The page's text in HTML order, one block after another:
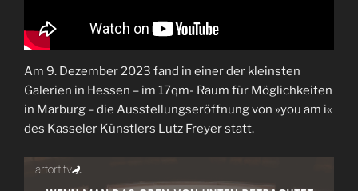
Am 9. Dezember 2023 fand in einer der kleinsten
Galerien in Hessen – im 17qm- Raum für Möglichkeiten
in Marburg – die Ausstellungseröffnung von »you am i«
des Kasseler Künstlers Lutz Freyer statt.